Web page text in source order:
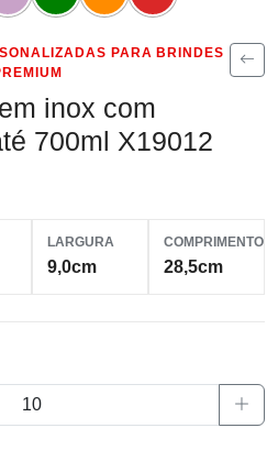
PARA BRINDES
inox com
700ml X19012
LARGURA
9,0cm
COMPRIMENTO
28,5cm